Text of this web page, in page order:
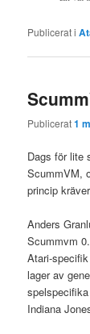
Publicerat i
Publicerat1
Dags för lite
ScummVM,
princip
Anders
Scummvm
Atari-
lager av
Indiana